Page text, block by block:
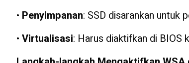
• Penyimpanan: SSD disarankan untuk
•Virtualisasi: Harus diaktifkan di BIOS